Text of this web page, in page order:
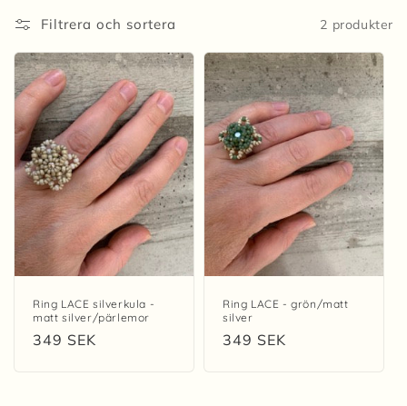
t
s
e
r
i
e
:
Filtrera och sortera 2 produkter
Ring LACE silverkula -
matt silver/pärlemor
Ordinarie
349 SEK
Ring LACE - grön/matt
silver
Ordinarie
349 SEK